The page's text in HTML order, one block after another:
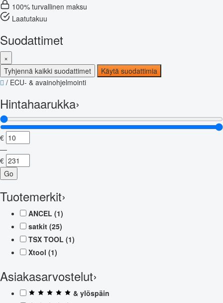
100% turvallinen maksu
Laatutakuu
Suodattimet
×
Tyhjennä kaikki suodattimet
Käytä suodattimia
/ ECU- & avainohjelmointi
Hintahaarukka›
€
—
€
Go
Tuotemerkit›
ANCEL (1)
satkit (25)
TSX TOOL (1)
Xtool (1)
Asiakasarvostelut›
& ylöspäin